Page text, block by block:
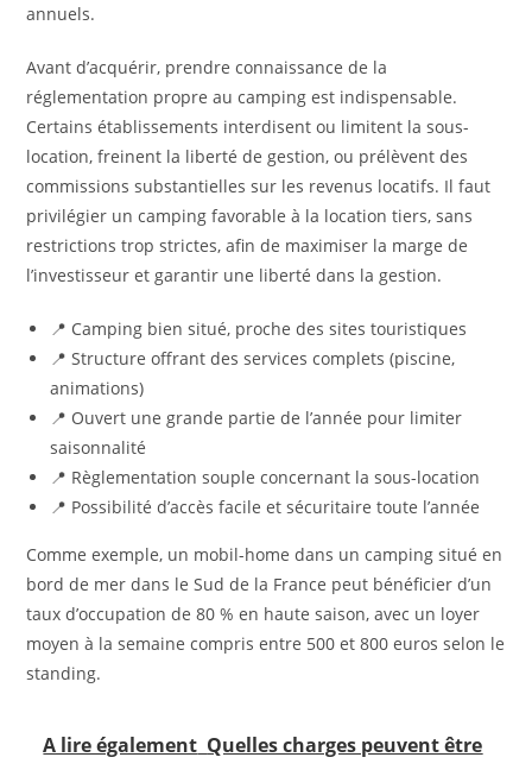
annuels.
Avant d’acquérir, prendre connaissance de la
réglementation propre au camping est indispensable.
Certains établissements interdisent ou limitent la sous-
location, freinent la liberté de gestion, ou prélèvent des
commissions substantielles sur les revenus locatifs. Il faut
privilégier un camping favorable à la location tiers, sans
restrictions trop strictes, afin de maximiser la marge de
l’investisseur et garantir une liberté dans la gestion.
📍 Camping bien situé, proche des sites touristiques
📍 Structure offrant des services complets (piscine,
animations)
📍 Ouvert une grande partie de l’année pour limiter
saisonnalité
📍 Règlementation souple concernant la sous-location
📍 Possibilité d’accès facile et sécuritaire toute l’année
Comme exemple, un mobil-home dans un camping situé en
bord de mer dans le Sud de la France peut bénéficier d’un
taux d’occupation de 80 % en haute saison, avec un loyer
moyen à la semaine compris entre 500 et 800 euros selon le
standing.
A lire également Quelles charges peuvent être